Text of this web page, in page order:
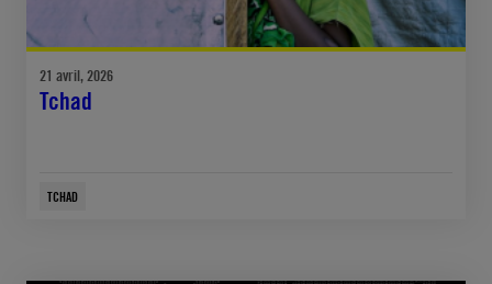
21 avril, 2026
Tchad
TCHAD